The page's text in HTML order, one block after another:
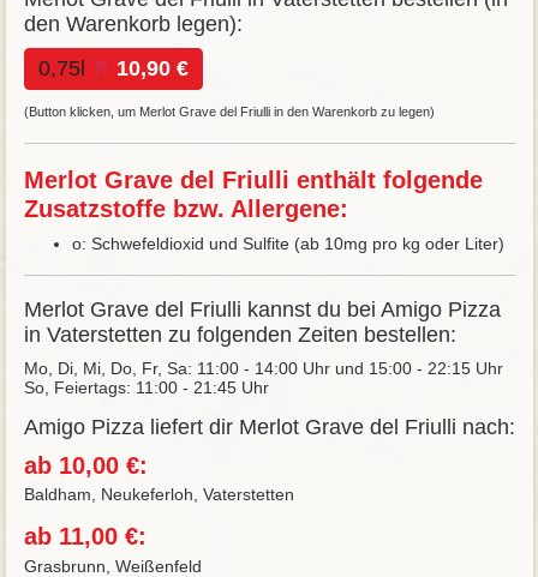
den Warenkorb legen):
0,75l
10,90 €
(Button klicken, um Merlot Grave del Friulli in den Warenkorb zu legen)
Merlot Grave del Friulli enthält folgende
Zusatzstoffe bzw. Allergene:
o: Schwefeldioxid und Sulfite (ab 10mg pro kg oder Liter)
Merlot Grave del Friulli kannst du bei Amigo Pizza
in Vaterstetten zu folgenden Zeiten bestellen:
Mo, Di, Mi, Do, Fr, Sa: 11:00 - 14:00 Uhr und 15:00 - 22:15 Uhr
So, Feiertags: 11:00 - 21:45 Uhr
Amigo Pizza liefert dir Merlot Grave del Friulli nach:
ab 10,00 €:
Baldham, Neukeferloh, Vaterstetten
ab 11,00 €:
Grasbrunn, Weißenfeld